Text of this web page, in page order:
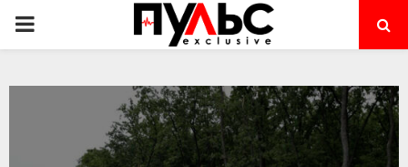
PRIMARY